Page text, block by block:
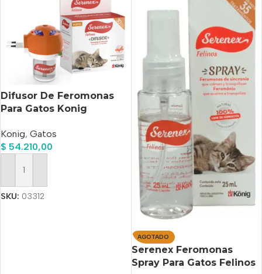
Difusor De Feromonas
Para Gatos Konig
Conducta
Konig, Gatos
$ 54.210,00
Añadir Al Carrito
SKU: 03312
AGOTADO
Serenex Feromonas
Spray Para Gatos Felinos